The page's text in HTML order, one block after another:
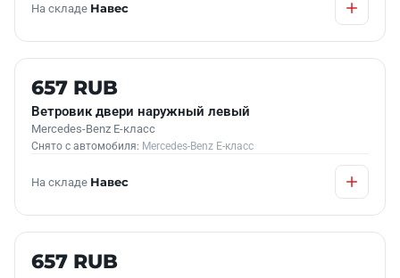
На складе Навес
Б/У В НАЛИЧИИ
657 RUB
Ветровик двери наружный левый
Mercedes-Benz E-класс
Снято с автомобиля: Mercedes-Benz E-класс
На складе Навес
Б/У В НАЛИЧИИ
657 RUB